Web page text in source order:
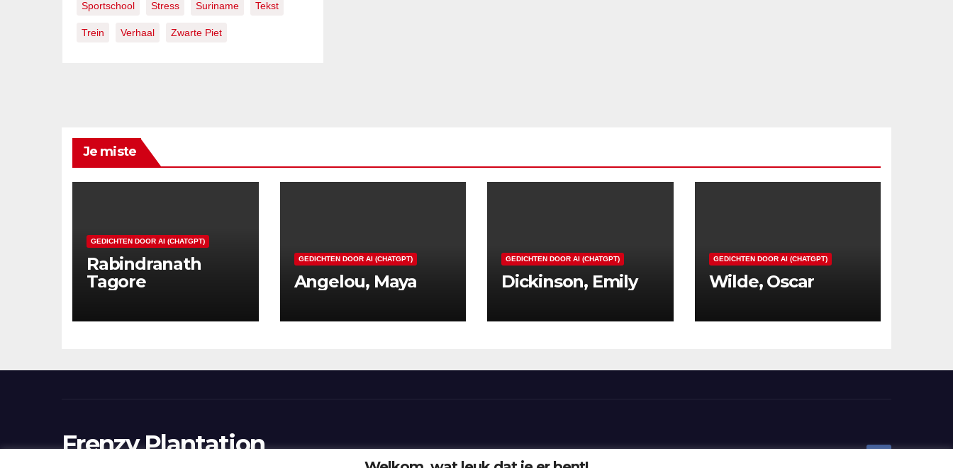
Sportschool Stress Suriname Tekst
Trein Verhaal Zwarte Piet
Je miste
GEDICHTEN DOOR AI (CHATGPT)
Rabindranath
Tagore
GEDICHTEN DOOR AI (CHATGPT)
Angelou, Maya
GEDICHTEN DOOR AI (CHATGPT)
Dickinson, Emily
GEDICHTEN DOOR AI (CHATGPT)
Wilde, Oscar
Frenzy Plantation